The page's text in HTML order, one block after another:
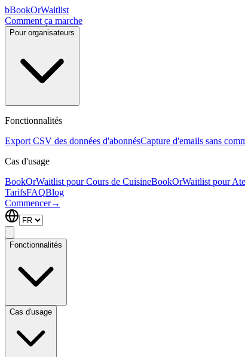
bBookOrWaitlist
Comment ça marche
Pour organisateurs
Fonctionnalités
Export CSV des données d'abonnésCapture d'emails sans
Cas d'usage
BookOrWaitlist pour Cours de CuisineBookOrWaitlist pour
TarifsFAQBlog
Commencer→
Fonctionnalités
Cas d'usage